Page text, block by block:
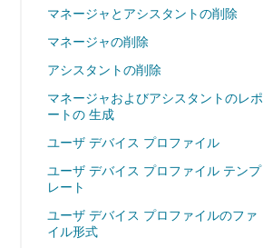
マネージャとアシスタントの削除
マネージャの削除
アシスタントの削除
マネージャおよびアシスタントのレポ
ートの 生成
ユーザ デバイス プロファイル
ユーザ デバイス プロファイル テンプ
レート
ユーザ デバイス プロファイルのファ
イル形式